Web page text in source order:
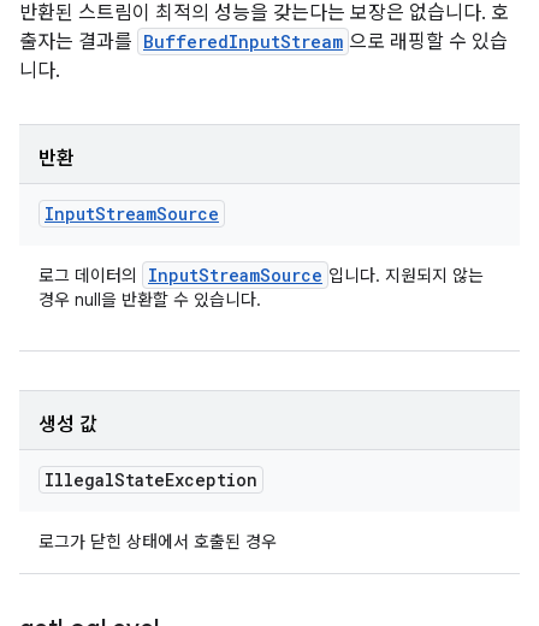
반환된 스트림이 최적의 성능을 갖는다는 보장은 없습니다. 호
출자는 결과를 BufferedInputStream 으로 래핑할 수 있습
니다.
반환
InputStreamSource
로그 데이터의 InputStreamSource 입니다. 지원되지 않는
경우 null을 반환할 수 있습니다.
생성 값
IllegalStateException
로그가 닫힌 상태에서 호출된 경우